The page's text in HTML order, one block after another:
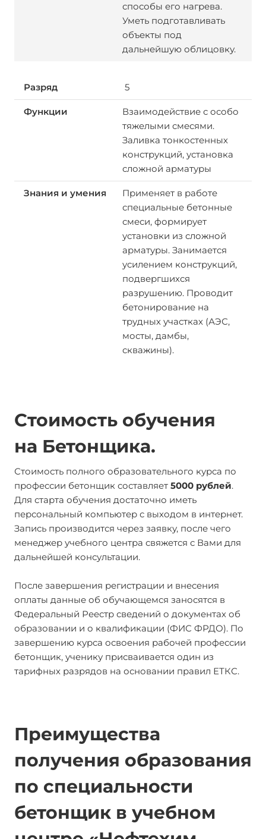
способы его нагрева.
Уметь подготавливать
объекты под
дальнейшую облицовку.
5
Взаимодействие с особо
тяжелыми смесями.
Заливка тонкостенных
конструкций, установка
сложной арматуры
Применяет в работе
специальные бетонные
смеси, формирует
установки из сложной
арматуры. Занимается
усилением конструкций,
подвергшихся
разрушению. Проводит
бетонирование на
трудных участках (АЭС,
мосты, дамбы,
скважины).
Стоимость обучения
на Бетонщика.
Стоимость полного образовательного курса по
профессии бетонщик составляет 5000 рублей.
Для старта обучения достаточно иметь
персональный компьютер с выходом в интернет.
Запись производится через заявку, после чего
менеджер учебного центра свяжется с Вами для
дальнейшей консультации.
После завершения регистрации и внесения
оплаты данные об обучающемся заносятся в
Федеральный Реестр сведений о документах об
образовании и о квалификации (ФИС ФРДО). По
завершению курса освоения рабочей профессии
бетонщик, ученику присваивается один из
тарифных разрядов на основании правил ЕТКС.
Преимущества
получения образования
по специальности
бетонщик в учебном